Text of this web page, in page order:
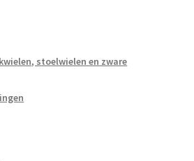
stoelwielen en zware